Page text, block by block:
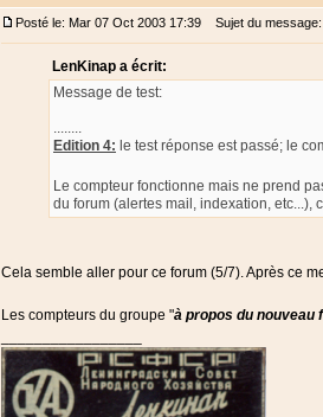
Posté le: Mar 07 Oct 2003 17:39 Sujet du
LenKinap a écrit:
Message de test:
........
Edition 4: le test réponse est passé; le
Le compteur fonctionne mais ne prend
du forum (alertes mail, indexation, etc...),
Cela semble aller pour ce forum (5/7). Après ce
Les compteurs du groupe "à propos du nouveau